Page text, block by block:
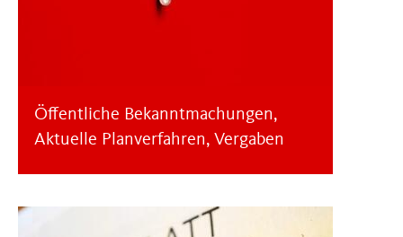
Öffentliche Bekanntmachungen,
Aktuelle Planverfahren, Vergaben